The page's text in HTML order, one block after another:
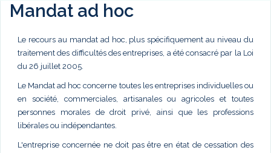
Mandat ad hoc
Le recours au mandat ad hoc, plus spécifiquement au niveau du
traitement des difficultés des entreprises, a été consacré par la Loi
du 26 juillet 2005.
Le Mandat ad hoc concerne toutes les entreprises individuelles ou
en société, commerciales, artisanales ou agricoles et toutes
personnes morales de droit privé, ainsi que les professions
libérales ou indépendantes.
L'entreprise concernée ne doit pas être en état de cessation des